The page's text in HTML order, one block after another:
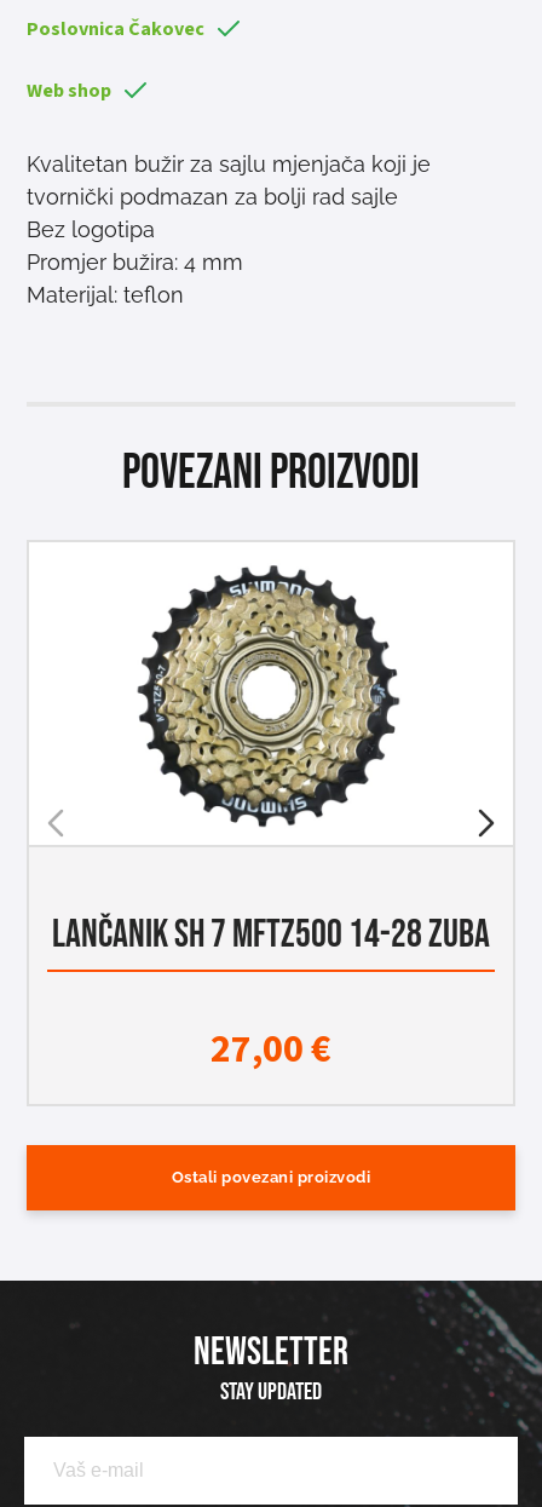
Poslovnica Čakovec
Web shop
Kvalitetan bužir za sajlu mjenjača koji je
tvornički podmazan za bolji rad sajle
Bez logotipa
Promjer bužira: 4 mm
Materijal: teflon
Povezani proizvodi
LANČANIK SH 7 MFTZ500 14-28 ZUBA
27,00€
Ostali povezani proizvodi
NEWSLETTER
Stay updated